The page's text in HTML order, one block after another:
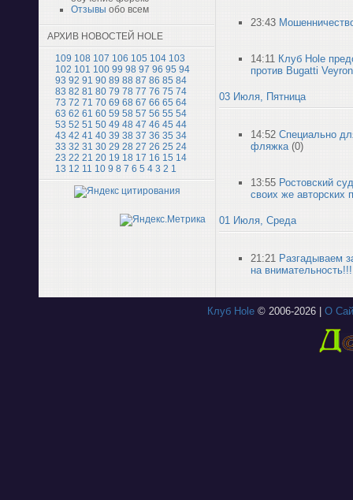
Отзывы обо всем
АРХИВ НОВОСТЕЙ HOLE
109 108 107 106 105 104 103
102 101 100 99 98 97 96 95 94
93 92 91 90 89 88 87 86 85 84
83 82 81 80 79 78 77 76 75 74
73 72 71 70 69 68 67 66 65 64
63 62 61 60 59 58 57 56 55 54
53 52 51 50 49 48 47 46 45 44
43 42 41 40 39 38 37 36 35 34
33 32 31 30 29 28 27 26 25 24
23 22 21 20 19 18 17 16 15 14
13 12 11 10 9 8 7 6 5 4 3 2 1
23:43
14:11 Клуб Hole
против Bugatti Veyron
03 Июля, Пятница
14:52 Специально
фляжка (0)
13:55 Ростовский
своих же авторских
01 Июля, Среда
21:21 Разгадываем
на внимательность!!!
Клуб Hole© 2006-2026 | О